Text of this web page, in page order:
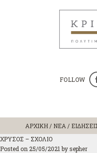
FOLLOW
ΑΡΧΙΚΗ/ ΝΕΑ /
ΧΡΥΣΟΣ – ΣΧΟΛΙΟ
Posted on 25/05/2021 bysepher